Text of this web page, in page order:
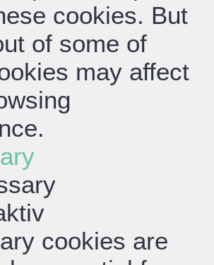
cookies. But
of some of
may affect
cookies are